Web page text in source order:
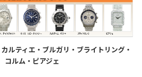
ルティエ・ブルガリ・ブライトリング・
コルム・ピアジェ